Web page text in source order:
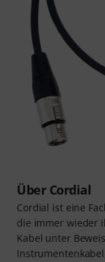
Über Cordial
Cordial ist eine
die immer wieder
Kabel unter